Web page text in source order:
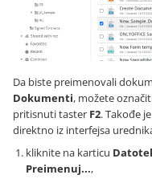
Da biste preimenovali
Dokumenti, možete
pritisnuti taster F2. Takođe
direktno iz interfejsa
kliknite na karticu
Preimenuj...,